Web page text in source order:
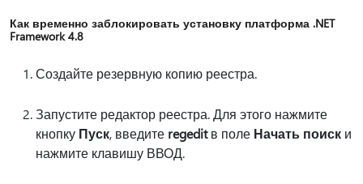
Как временно заблокировать установку платформа .NET
Framework 4.8
Создайте резервную копию реестра.
Запустите редактор реестра. Для этого нажмите
кнопку Пуск, введите regeditв поле Начать поиск и
нажмите клавишу ВВОД.